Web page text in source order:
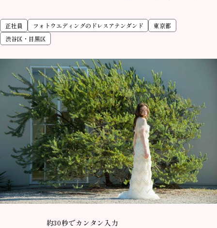
正社員 フォトウエディングのドレスアテンダンド
東京都
渋谷区・目黒区
約30秒でカンタン入力